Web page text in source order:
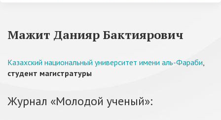
Мажит Данияр Бактиярович
Казахский национальный университет имени аль-Фараби,
студент магистратуры
Журнал «Молодой ученый»: